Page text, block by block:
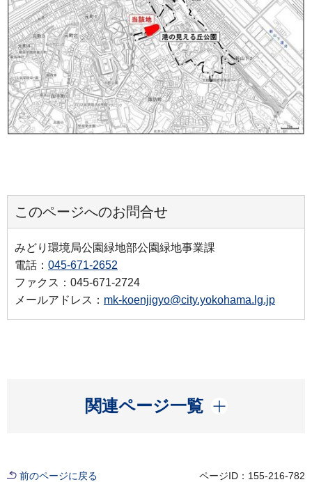
このページへのお問合せ
みどり環境局公園緑地部公園緑地事業課
電話： 045-671-2652
ファクス：045-671-2724
メールアドレス： mk-koenjigyo@city.yokohama.lg.jp
関連ページ一覧
開く
前のページに戻る ページID：155-216-782